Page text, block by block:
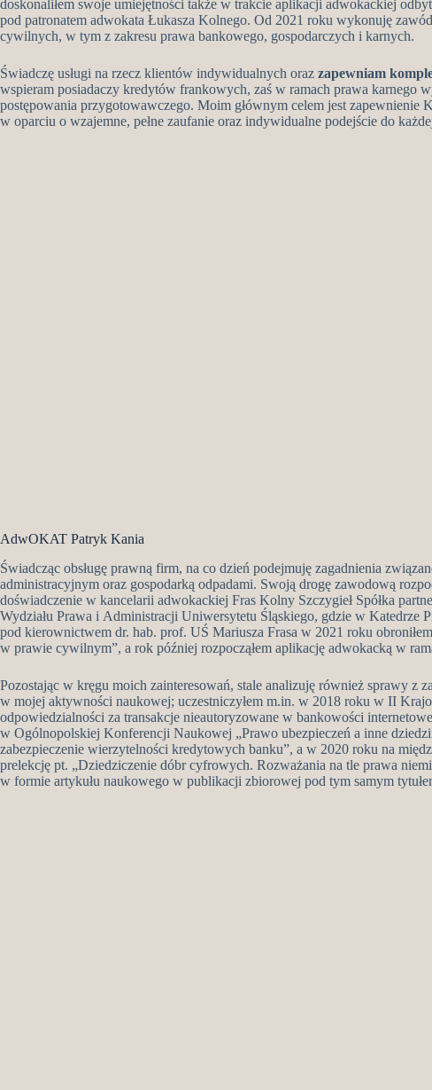
doskonaliłem swoje umiejętności także w trakcie aplikacji adwokackiej
pod patronatem adwokata Łukasza Kolnego. Od 2021 roku wykonuję
cywilnych, w tym z zakresu prawa bankowego, gospodarczych i karnych.
Świadczę usługi na rzecz klientów indywidualnych oraz zapewniam
wspieram posiadaczy kredytów frankowych, zaś w ramach prawa karnego
postępowania przygotowawczego. Moim głównym celem jest
w oparciu o wzajemne, pełne zaufanie oraz indywidualne podejście do
AdwOKAT Patryk Kania
Świadcząc obsługę prawną firm, na co dzień podejmuję zagadnienia
administracyjnym oraz gospodarką odpadami. Swoją drogę zawodową
doświadczenie w kancelarii adwokackiej Fras Kolny Szczygieł Spółka
Wydziału Prawa i Administracji Uniwersytetu Śląskiego, gdzie w
pod kierownictwem dr. hab. prof. UŚ Mariusza Frasa w 2021 roku
w prawie cywilnym”, a rok później rozpocząłem aplikację adwokacką w
Pozostając w kręgu moich zainteresowań, stale analizuję również sprawy z
w mojej aktywności naukowej; uczestniczyłem m.in. w 2018 roku w II
odpowiedzialności za transakcje nieautoryzowane w bankowości
w Ogólnopolskiej Konferencji Naukowej „Prawo ubezpieczeń a inne
zabezpieczenie wierzytelności kredytowych banku”, a w 2020 roku na
prelekcję pt. „Dziedziczenie dóbr cyfrowych. Rozważania na tle prawa
w formie artykułu naukowego w publikacji zbiorowej pod tym samym